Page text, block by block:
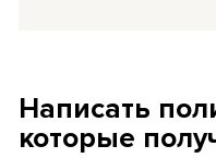
Написать
которые